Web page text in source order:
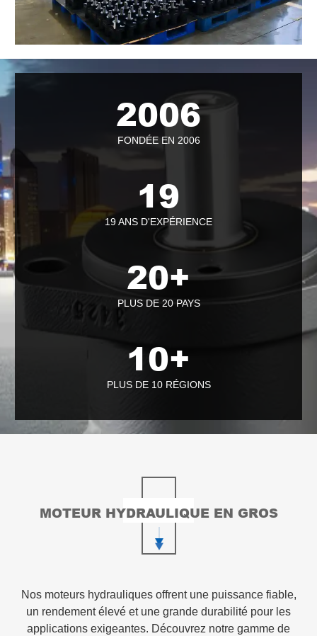
2006
FONDÉE EN 2006
19
19 ANS D'EXPÉRIENCE
20+
PLUS DE 20 PAYS
10+
PLUS DE 10 RÉGIONS
MOTEUR HYDRAULIQUE EN GROS
Nos moteurs hydrauliques offrent une puissance fiable,
un rendement élevé et une grande durabilité pour les
applications exigeantes. Découvrez notre gamme de